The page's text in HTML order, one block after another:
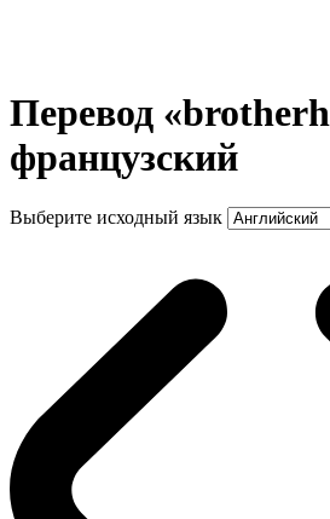
Перевод
французский
Выберите исходный язык